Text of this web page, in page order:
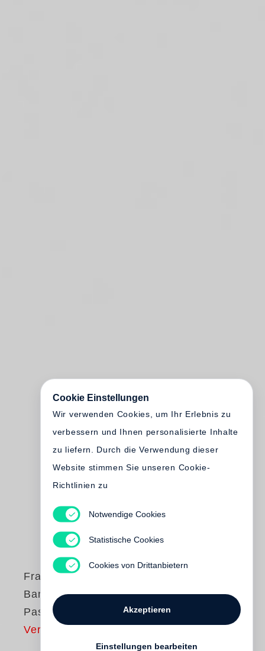
Francois-Marie
Banier
Passport
Vergriffen
Cookie Einstellungen
Wir verwenden Cookies, um Ihr Erlebnis zu
verbessern und Ihnen personalisierte Inhalte
zu liefern. Durch die Verwendung dieser
Website stimmen Sie unseren Cookie-
Richtlinien zu
Notwendige Cookies
Statistische Cookies
Cookies von Drittanbietern
Akzeptieren
Einstellungen bearbeiten